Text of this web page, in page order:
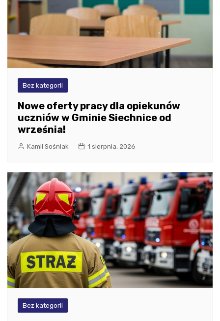
Bez kategorii
Nowe oferty pracy dla opiekunów
uczniów w Gminie Siechnice od
września!
Kamil Sośniak 1 sierpnia, 2026
Bez kategorii